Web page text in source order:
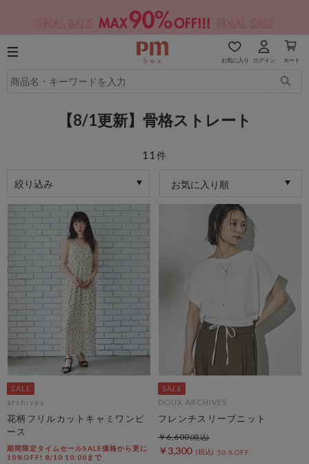
お気に入り ログイン カート
【8/1更新】骨格ストレート
11 件
絞り込み お気に入り順
archives
花柄フリルカットキャミワンピ
ース
期間限定タイムセールSALE価格から更に
10%OFF! 8/10 10:00まで
DOUX ARCHIVES
フレンチスリーブニット
￥3,300 50％OFF
￥6,600